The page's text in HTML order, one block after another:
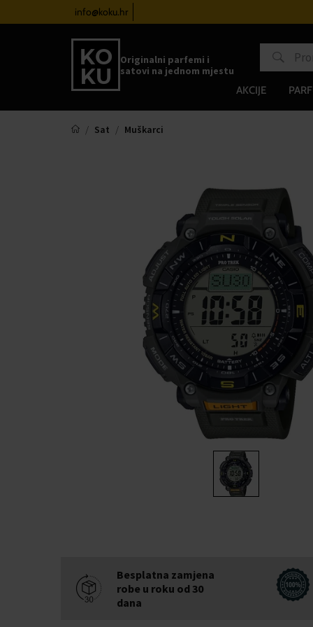
info@koku.hr
Originalni parfemi i
satovi na jednom mjestu
AKCIJE
Sat Muškarci
Besplatna zamjena
robe u roku od 30
dana